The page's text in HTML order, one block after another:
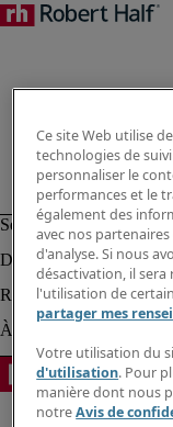
Ce site Web utilise
technologies de
personnaliser le
performances et le
également des
avec nos
d'analyse. Si nous
désactivation, il sera
l'utilisation de
partager mes
Votre utilisation du
d'utilisation. Pour
manière dont nous
notreAvis de